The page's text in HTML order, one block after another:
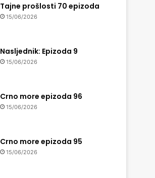
Tajne prošlosti 70 epizoda
15/06/2026
Nasljednik: Epizoda 9
15/06/2026
Crno more epizoda 96
15/06/2026
Crno more epizoda 95
15/06/2026